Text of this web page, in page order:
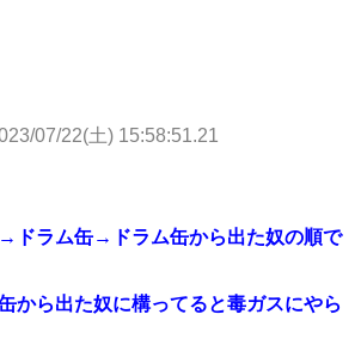
07/22(土) 15:58:51.21
ドラム缶→ドラム缶から出た奴の順で
から出た奴に構ってると毒ガスにやら